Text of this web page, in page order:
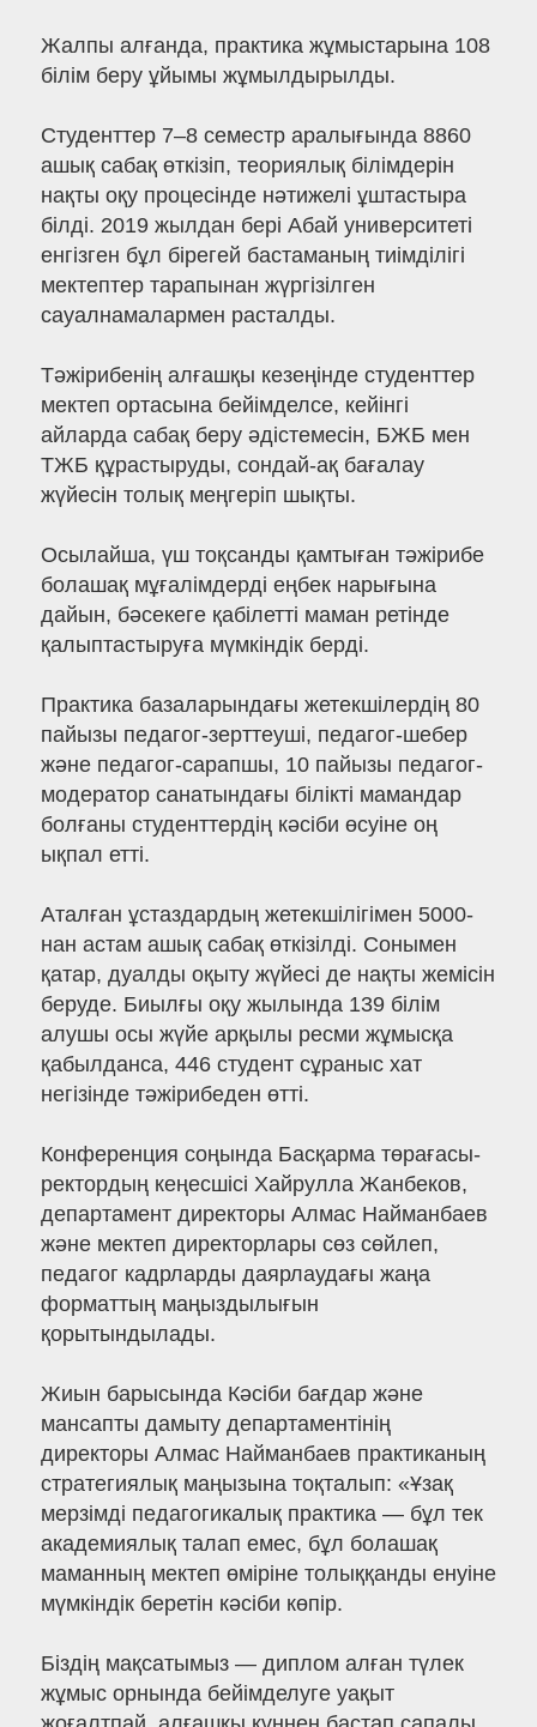
Жалпы алғанда, практика жұмыстарына 108
білім беру ұйымы жұмылдырылды.
Студенттер 7–8 семестр аралығында 8860
ашық сабақ өткізіп, теориялық білімдерін
нақты оқу процесінде нәтижелі ұштастыра
білді. 2019 жылдан бері Абай университеті
енгізген бұл бірегей бастаманың тиімділігі
мектептер тарапынан жүргізілген
сауалнамалармен расталды.
Тәжірибенің алғашқы кезеңінде студенттер
мектеп ортасына бейімделсе, кейінгі
айларда сабақ беру әдістемесін, БЖБ мен
ТЖБ құрастыруды, сондай-ақ бағалау
жүйесін толық меңгеріп шықты.
Осылайша, үш тоқсанды қамтыған тәжірибе
болашақ мұғалімдерді еңбек нарығына
дайын, бәсекеге қабілетті маман ретінде
қалыптастыруға мүмкіндік берді.
Практика базаларындағы жетекшілердің 80
пайызы педагог-зерттеуші, педагог-шебер
және педагог-сарапшы, 10 пайызы педагог-
модератор санатындағы білікті мамандар
болғаны студенттердің кәсіби өсуіне оң
ықпал етті.
Аталған ұстаздардың жетекшілігімен 5000-
нан астам ашық сабақ өткізілді. Сонымен
қатар, дуалды оқыту жүйесі де нақты жемісін
беруде. Биылғы оқу жылында 139 білім
алушы осы жүйе арқылы ресми жұмысқа
қабылданса, 446 студент сұраныс хат
негізінде тәжірибеден өтті.
Конференция соңында Басқарма төрағасы-
ректордың кеңесшісі Хайрулла Жанбеков,
департамент директоры Алмас Найманбаев
және мектеп директорлары сөз сөйлеп,
педагог кадрларды даярлаудағы жаңа
форматтың маңыздылығын
қорытындылады.
Жиын барысында Кәсіби бағдар және
мансапты дамыту департаментінің
директоры Алмас Найманбаев практиканың
стратегиялық маңызына тоқталып: «Ұзақ
мерзімді педагогикалық практика — бұл тек
академиялық талап емес, бұл болашақ
маманның мектеп өміріне толыққанды енуіне
мүмкіндік беретін кәсіби көпір.
Біздің мақсатымыз — диплом алған түлек
жұмыс орнында бейімделуге уақыт